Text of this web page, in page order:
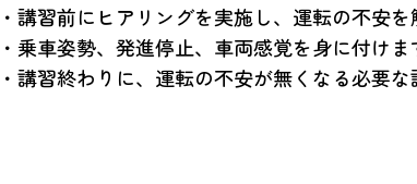
・講習前にヒアリングを実施し、運転の不安
・乗車姿勢、発進停止、車両感覚を身に付けま
・講習終わりに、運転の不安が無くなる必要